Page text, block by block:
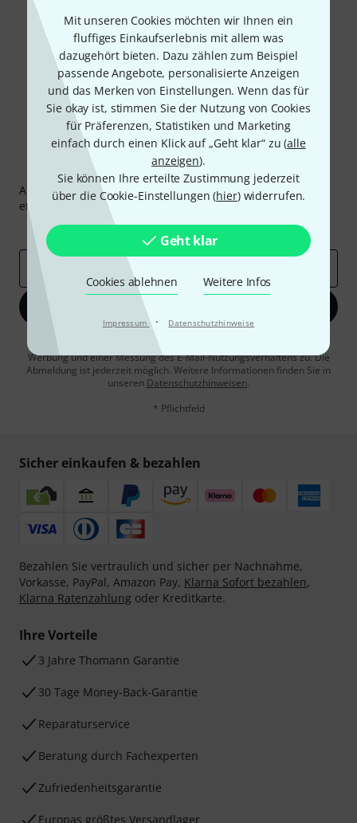
Mit unseren Cookies möchten wir Ihnen ein
fluffiges Einkaufserlebnis mit allem was
dazugehört bieten. Dazu zählen zum Beispiel
passende Angebote, personalisierte Anzeigen
und das Merken von Einstellungen. Wenn das für
Sie okay ist, stimmen Sie der Nutzung von Cookies
für Präferenzen, Statistiken und Marketing
einfach durch einen Klick auf „Geht klar“ zu (alle
anzeigen).
Sie können Ihre erteilte Zustimmung jederzeit
über die Cookie-Einstellungen (hier) widerrufen.
Geht klar
Cookies ablehnen Weitere Infos
Impressum · Datenschutzhinweise
Teilen Hilfe & Feedback
Thomann Newsletter
Abonniere den Thomann Newsletter und gewinne mit
etwas Glück einen von
50 Gutscheinenüber jeweils
Inspirierende Beiträge
Deals Thomann Insights
Jetzt anmelden
Mit Klick auf „Jetzt anmelden“ stimmen Sie dem Erhalt von E-Mail-
Werbung und einer Messung des E-Mail-Nutzungsverhaltens zu. Die
Abmeldung ist jederzeit möglich. Weitere Informationen finden Sie in
unseren Datenschutzhinweisen.
* Pflichtfeld
Sicher einkaufen & bezahlen
Bezahlen Sie vertraulich und sicher per Nachnahme,
Vorkasse, PayPal, Amazon Pay, Klarna Sofort bezahlen,
Klarna Ratenzahlung oder Kreditkarte.
Ihre Vorteile
3 Jahre Thomann Garantie
30 Tage Money-Back-Garantie
Reparaturservice
Beratung durch Fachexperten
Zufriedenheitsgarantie
Europas größtes Versandlager